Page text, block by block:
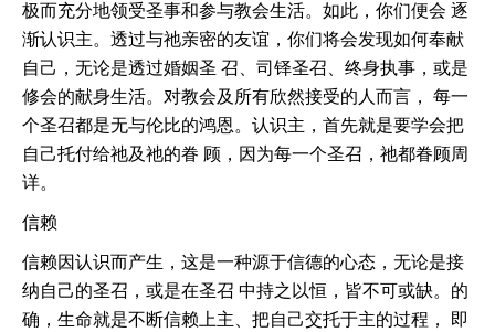
极而充分地领受圣事和参与教会生活。如此，你们便会 逐
渐认识主。透过与祂亲密的友谊，你们将会发现如何奉献
自己，无论是透过婚姻圣 召、司铎圣召、终身执事，或是
修会的献身生活。对教会及所有欣然接受的人而言， 每一
个圣召都是无与伦比的鸿恩。认识主，首先就是要学会把
自己托付给祂及祂的眷 顾，因为每一个圣召，祂都眷顾周
详。
信赖
信赖因认识而产生，这是一种源于信德的心态，无论是接
纳自己的圣召，或是在圣召 中持之以恒，皆不可或缺。的
确，生命就是不断信赖上主、把自己交托于主的过程， 即